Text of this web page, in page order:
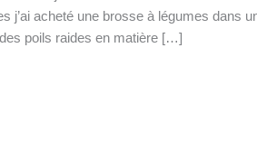
j’ai acheté une brosse à légumes dans
poils raides en matière […]